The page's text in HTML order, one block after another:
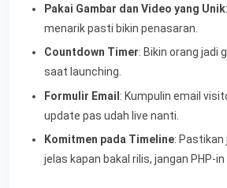
Pakai Gambar dan Video yang Unik
menarik pasti bikin penasaran.
Countdown Timer: Bikin orang jadi
saat launching.
Formulir Email : Kumpulin email
update pas udah live nanti.
Komitmen pada Timeline: Pastikan
jelas kapan bakal rilis, jangan PHP-